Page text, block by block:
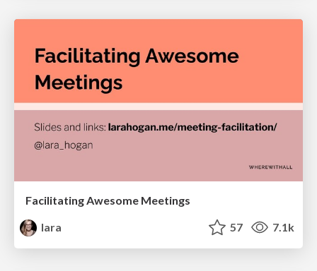
Facilitating Awesome Meetings
lara
57 7.1k